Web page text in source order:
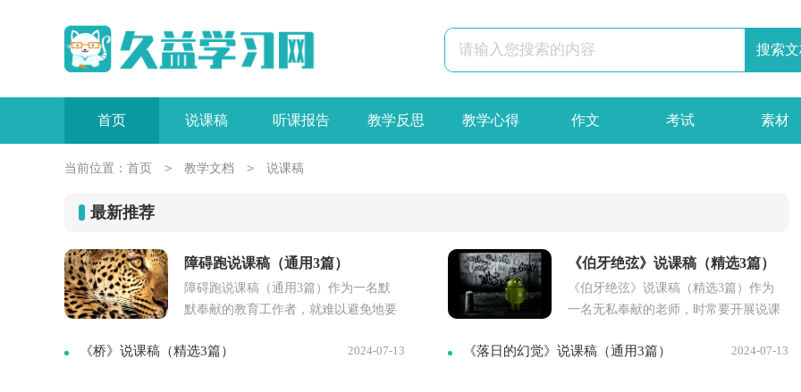
首页 说课稿 听课报告 教学反思 教学心得 作文 考试 素材
当前位置： 首页 > 教学文档 > 说课稿
最新推荐
障碍跑说课稿（通用3篇）
障碍跑说课稿（通用3篇）作为一名默
默奉献的教育工作者，就难以避免地要
提升自己的教学能力。写说课稿需要注
《伯牙绝弦》说课稿（精选3篇）
《伯牙绝弦》说课稿（精选3篇）作为
一名无私奉献的老师，时常要开展说课
作更科学化。那么优秀的说课稿是什么
《桥》说课稿（精选3篇） 2024-07-13 《落日的幻觉》说课稿（通用3篇） 2024-07-13